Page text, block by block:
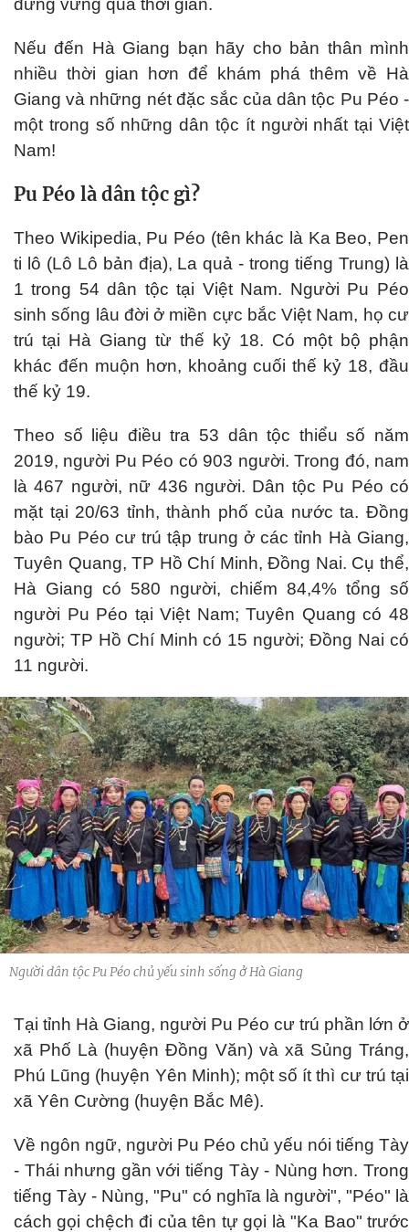
đứng vững qua thời gian.
Nếu đến Hà Giang bạn hãy cho bản thân mình
nhiều thời gian hơn để khám phá thêm về Hà
Giang và những nét đặc sắc của dân tộc Pu Péo -
một trong số những dân tộc ít người nhất tại Việt
Nam!
Pu Péo là dân tộc gì?
Theo Wikipedia, Pu Péo (tên khác là Ka Beo, Pen
ti lô (Lô Lô bản địa), La quả - trong tiếng Trung) là
1 trong 54 dân tộc tại Việt Nam. Người Pu Péo
sinh sống lâu đời ở miền cực bắc Việt Nam, họ cư
trú tại Hà Giang từ thế kỷ 18. Có một bộ phận
khác đến muộn hơn, khoảng cuối thế kỷ 18, đầu
thế kỷ 19.
Theo số liệu điều tra 53 dân tộc thiểu số năm
2019, người Pu Péo có 903 người. Trong đó, nam
là 467 người, nữ 436 người. Dân tộc Pu Péo có
mặt tại 20/63 tỉnh, thành phố của nước ta. Đồng
bào Pu Péo cư trú tập trung ở các tỉnh Hà Giang,
Tuyên Quang, TP Hồ Chí Minh, Đồng Nai. Cụ thể,
Hà Giang có 580 người, chiếm 84,4% tổng số
người Pu Péo tại Việt Nam; Tuyên Quang có 48
người; TP Hồ Chí Minh có 15 người; Đồng Nai có
11 người.
Người dân tộc Pu Péo chủ yếu sinh sống ở Hà Giang
Tại tỉnh Hà Giang, người Pu Péo cư trú phần lớn ở
xã Phố Là (huyện Đồng Văn) và xã Sủng Tráng,
Phú Lũng (huyện Yên Minh); một số ít thì cư trú tại
xã Yên Cường (huyện Bắc Mê).
Về ngôn ngữ, người Pu Péo chủ yếu nói tiếng Tày
- Thái nhưng gần với tiếng Tày - Nùng hơn. Trong
tiếng Tày - Nùng, "Pu" có nghĩa là người", "Péo" là
cách gọi chệch đi của tên tự gọi là "Ka Bao" trước